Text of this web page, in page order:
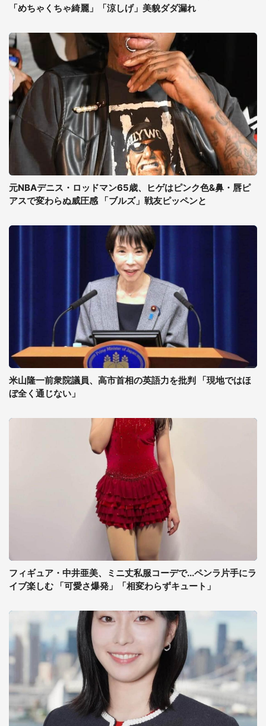
「めちゃくちゃ綺麗」「涼しげ」美貌ダダ漏れ
元NBAデニス・ロッドマン65歳、ヒゲはピンク色&鼻・唇ピ
アスで変わらぬ威圧感 「ブルズ」戦友ピッペンと
米山隆一前衆院議員、高市首相の英語力を批判 「現地ではほ
ぼ全く通じない」
フィギュア・中井亜美、ミニ丈私服コーデで...ペンラ片手にラ
イブ楽しむ 「可愛さ爆発」「相変わらずキュート」